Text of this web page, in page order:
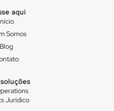
aqui
Somos
Blog
Jurídico